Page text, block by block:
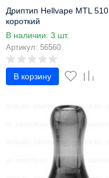
Дриптип Hellvape MTL 510
короткий
В наличии: 3 шт.
Артикул: 56560
В корзину